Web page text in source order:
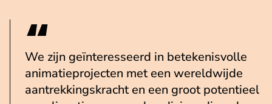
We zijn geïnteresseerd in betekenisvolle
animatieprojecten met een wereldwijde
aantrekkingskracht en een groot potentieel